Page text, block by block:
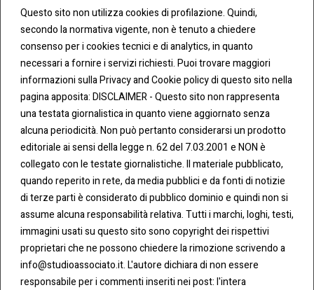
Questo sito non utilizza cookies di profilazione. Quindi,
secondo la normativa vigente, non è tenuto a chiedere
consenso per i cookies tecnici e di analytics, in quanto
necessari a fornire i servizi richiesti. Puoi trovare maggiori
informazioni sulla Privacy and Cookie policy di questo sito nella
pagina apposita: DISCLAIMER - Questo sito non rappresenta
una testata giornalistica in quanto viene aggiornato senza
alcuna periodicità. Non può pertanto considerarsi un prodotto
editoriale ai sensi della legge n. 62 del 7.03.2001 e NON è
collegato con le testate giornalistiche. Il materiale pubblicato,
quando reperito in rete, da media pubblici e da fonti di notizie
di terze parti è considerato di pubblico dominio e quindi non si
assume alcuna responsabilità relativa. Tutti i marchi, loghi, testi,
immagini usati su questo sito sono copyright dei rispettivi
proprietari che ne possono chiedere la rimozione scrivendo a
info@studioassociato.it. L'autore dichiara di non essere
responsabile per i commenti inseriti nei post: l'intera
CONT
ATTI
Tel:
0283438.482
Fax:
0283438.483
mail:
info@studioassociato.it
COO
KIE &
PRIV
ACY
Cookie
Policy
Privacy
Policy